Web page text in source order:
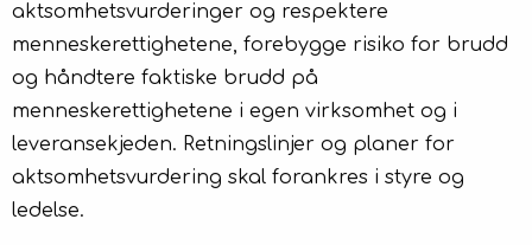
aktsomhetsvurderinger og respektere
menneskerettighetene, forebygge risiko for brudd
og håndtere faktiske brudd på
menneskerettighetene i egen virksomhet og i
leveransekjeden. Retningslinjer og planer for
aktsomhetsvurdering skal forankres i styre og
ledelse.